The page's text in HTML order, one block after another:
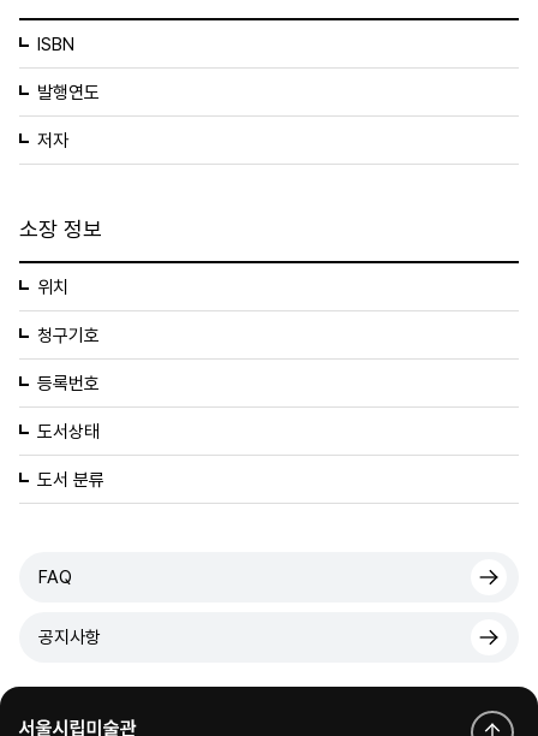
ISBN
발행연도
저자
소장 정보
위치
청구기호
등록번호
도서상태
도서 분류
FAQ
공지사항